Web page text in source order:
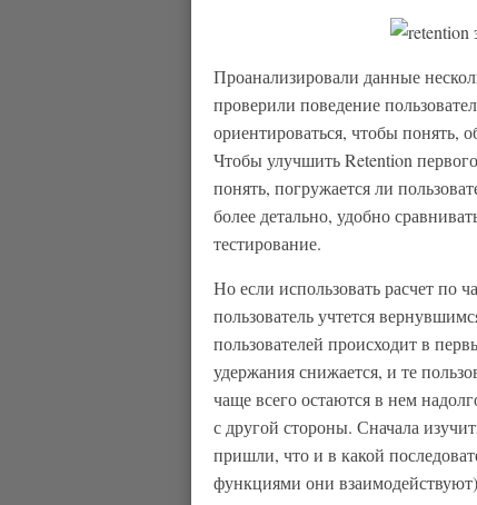
Проанализировали данные
проверили поведение
ориентироваться, чтобы понять,
Чтобы улучшить Retention
понять, погружается ли
более детально, удобно
тестирование.
Но если использовать расчет по
пользователь учтется
пользователей происходит в
удержания снижается, и те
чаще всего остаются в нем
с другой стороны. Сначала
пришли, что и в какой
функциями они